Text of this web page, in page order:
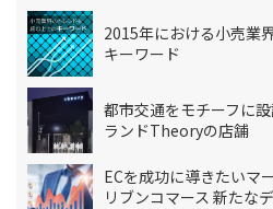
2015年における小売業
キーワード
都市交通をモチーフに
ランドTheoryの店舗
ECを成功に導きたいマ
リブンコマース 新たな